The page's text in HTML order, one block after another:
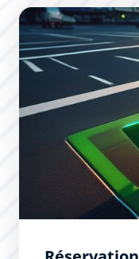
Réservation